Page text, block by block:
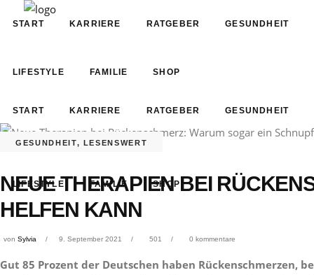
START KARRIERE RATGEBER GESUNDHEIT
LIFESTYLE FAMILIE SHOP
START KARRIERE RATGEBER GESUNDHEIT
LIFESTYLE FAMILIE SHOP
GESUNDHEIT, LESENSWERT
NEUE THERAPIEN BEI
HELFEN KANN
von Sylvia 9. September 2021 501 0 kommentare
Gut 85 Prozent der Deutschen haben Rückenschmerzen,